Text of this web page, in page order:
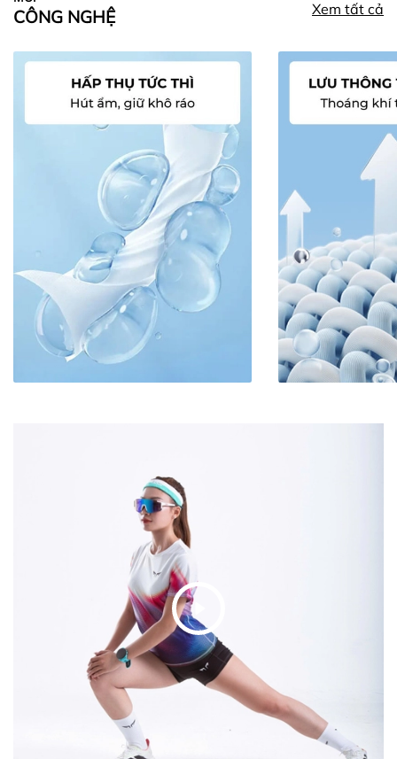
CÔNG NGHỆ Xem tất cả